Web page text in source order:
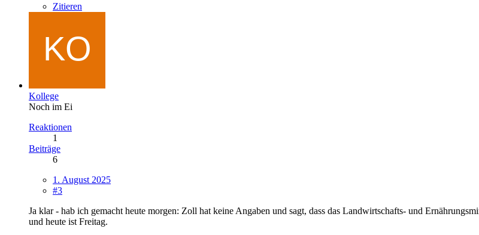
Zitieren
Kollege
Noch im Ei
Reaktionen
1
Beiträge
6
1. August 2025
#3
Ja klar - hab ich gemacht heute morgen: Zoll hat keine Angaben und sagt, dass das Landwirtschafts- und
und heute ist Freitag.